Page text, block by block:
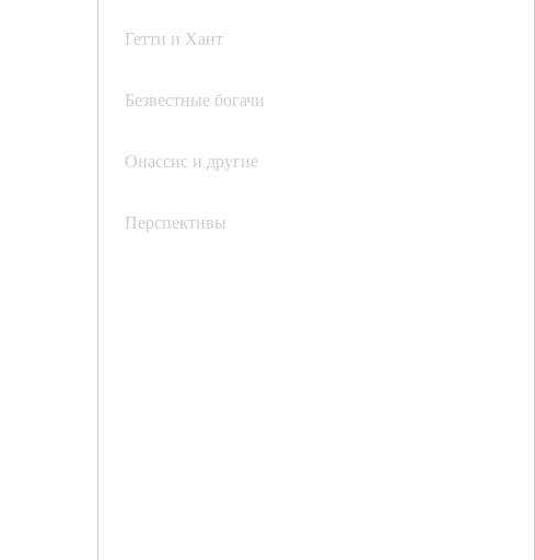
Гетти и Хант
Безвестные богачи
Онассис и другие
Перспективы